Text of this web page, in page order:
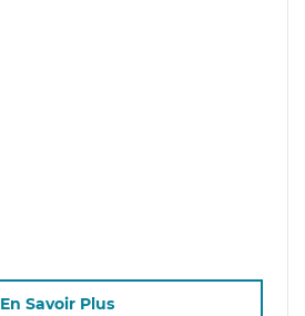
En Savoir Plus